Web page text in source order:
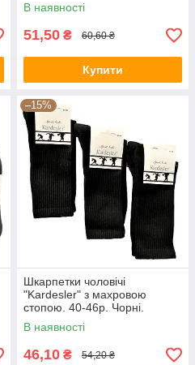
В наявності
51,50 ₴ 60,60 ₴
Купити
–15%
Шкарпетки чоловічі
"Kardesler" з махровою
стопою. 40-46р. Чорні.
Висока гумка.
В наявності
46,10 ₴ 54,20 ₴